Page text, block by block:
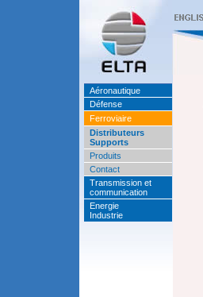
Aéronautique
Défense
Ferroviaire
Distributeurs
Supports
Produits
Contact
Transmission et
communication
Energie
Industrie